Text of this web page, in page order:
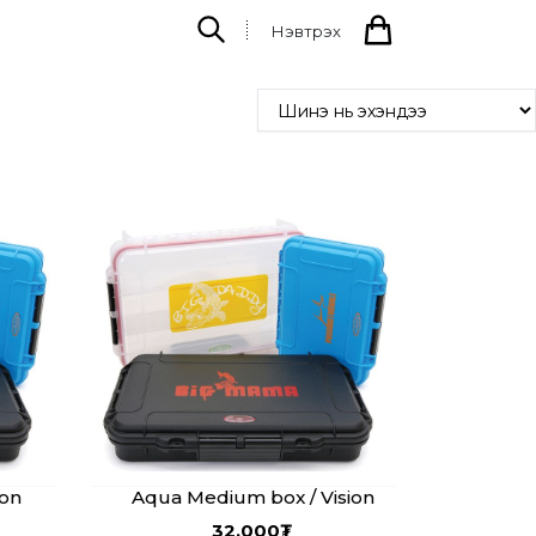
Нэвтрэх
Aqua Medium box / Vision
32,000₮